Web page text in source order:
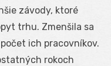
závody, ktoré
trhu. Zmenšila sa
ich pracovníkov.
rokoch